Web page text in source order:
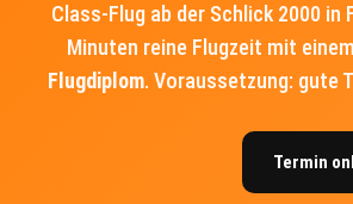
Class-Flug ab der Schlick 2000
Minuten reine Flugzeit mit
Flugdiplom. Voraussetzung: gute
Termin